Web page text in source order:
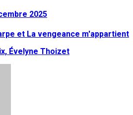
2025
et La vengeance m'appartient
Évelyne Thoizet